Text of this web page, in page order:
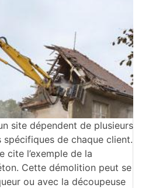
site dépendent de plusieurs
de chaque client.
cite l’exemple de la
Cette démolition peut se
ou avec la découpeuse